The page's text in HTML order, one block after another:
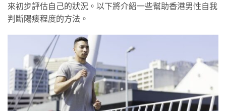
來初步評估自己的狀況。以下將介紹一些幫助香港男性自我
判斷陽痿程度的方法。